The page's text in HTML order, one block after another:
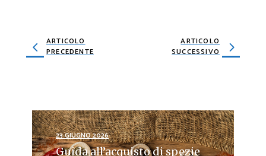
ARTICOLO
PRECEDENTE
ARTICOLO
SUCCESSIVO
23 GIUGNO 2026
Guida all’acquisto di spezie